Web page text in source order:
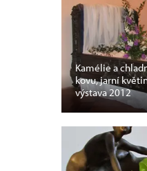
Kamélie a
kovu, jarní
výstava 2012